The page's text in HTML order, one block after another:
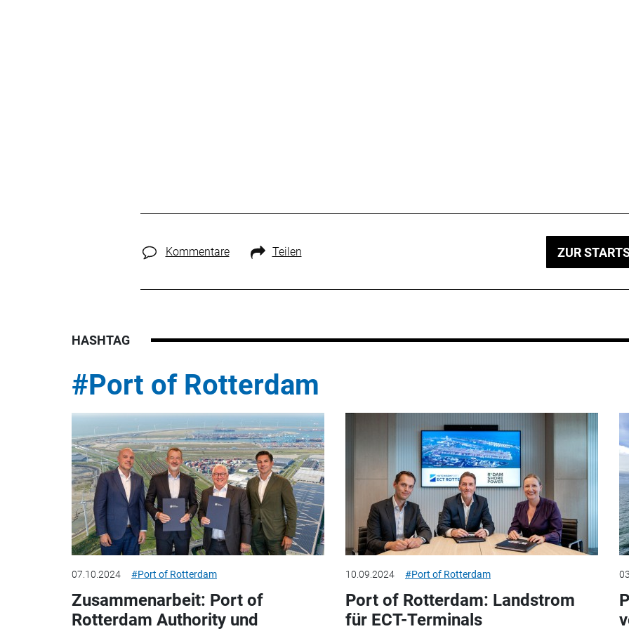
Kommentare Teilen ZUR
HASHTAG
#Port of Rotterdam
07.10.2024 #Port of Rotterdam
Zusammenarbeit: Port of
Rotterdam Authority und
10.09.2024 #Port of Rotterdam
Port of Rotterdam: Landstrom
für ECT-Terminals